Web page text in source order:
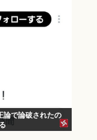
論で論破されたの